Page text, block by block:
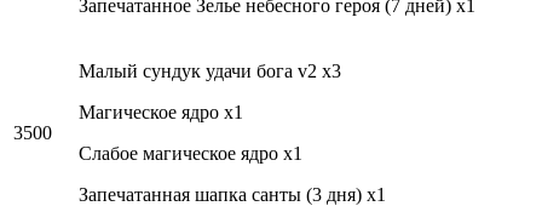
Запечатанное Зелье небесного героя (7 дней) x1
3500
Малый сундук удачи бога v2 x3
Магическое ядро x1
Слабое магическое ядро x1
Запечатанная шапка санты (3 дня) x1